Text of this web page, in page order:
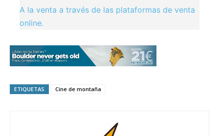
A la venta a través de las plataformas de venta
online.
ETIQUETAS Cine de montaña